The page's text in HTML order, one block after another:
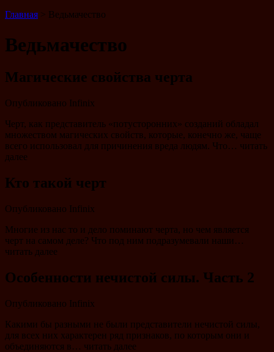
Главная > Ведьмачество
Ведьмачество
Магические свойства черта
Опубликовано Infinix
Черт, как представитель «потусторонних» созданий обладал
множеством магических свойств, которые, конечно же, чаще
всего использовал для причинения вреда людям. Что… читать
далее
Кто такой черт
Опубликовано Infinix
Многие из нас то и дело поминают черта, но чем является
черт на самом деле? Что под ним подразумевали наши…
читать далее
Особенности нечистой силы. Часть 2
Опубликовано Infinix
Какими бы разными не были представители нечистой силы,
для всех них характерен ряд признаков, по которым они и
объединяются в… читать далее